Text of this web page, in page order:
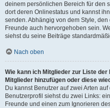
deinem persönlichen Bereich für den
dort deren Onlinestatus und kannst
senden. Abhängig von dem Style,
Freunde auch hervorgehoben sein.
siehst du seine Beiträge
Nach oben
Wie kann ich Mitglieder zur Liste
Mitglieder hinzufügen oder diese
Du kannst Benutzer auf zwei Arten
Benutzerprofil siehst du zwei Links:
Freunde und einen zum Ignorieren